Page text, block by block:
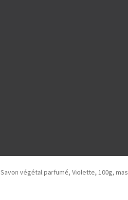
Savon végétal parfumé, Violette, 100g,